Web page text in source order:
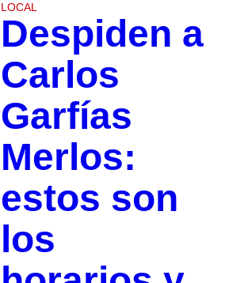
LOCAL
Despiden a
Carlos
Garfías
Merlos:
estos son
los